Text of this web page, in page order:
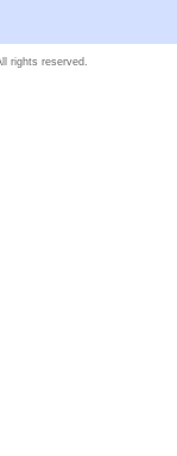
rights reserved.